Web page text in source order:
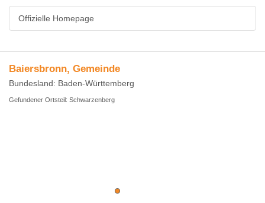
Offizielle Homepage
Baiersbronn, Gemeinde
Bundesland: Baden-Württemberg
Gefundener Ortsteil: Schwarzenberg